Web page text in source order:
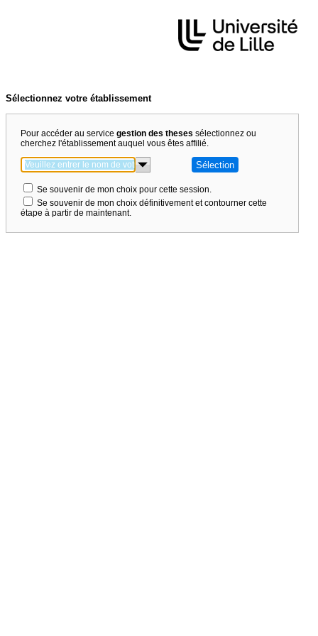
Sélectionnez votre établissement
Pour accéder au service gestion des theses sélectionnez ou
cherchez l'établissement auquel vous êtes affilié.
Se souvenir de mon choix pour cette session.
Se souvenir de mon choix définitivement et contourner cette
étape à partir de maintenant.